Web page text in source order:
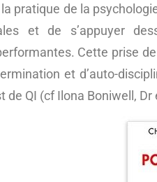
pratique de la
et de s’appuyer
Cette prise
et d’auto-
de QI (cf Ilona Boniwell, Dr